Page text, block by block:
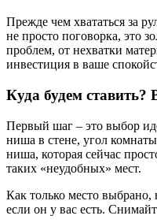
Прежде чем хвататься за
не просто поговорка, это
проблем, от нехватки
инвестиция в ваше
Куда будем ставить?
Первый шаг – это выбор
ниша в стене, угол
ниша, которая сейчас
таких «неудобных» мест.
Как только место
если он у вас есть.